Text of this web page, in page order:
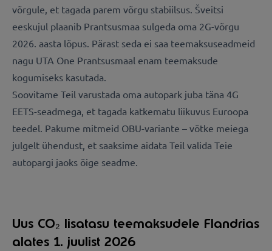
võrgule, et tagada parem võrgu stabiilsus. Šveitsi
eeskujul plaanib Prantsusmaa sulgeda oma 2G-võrgu
2026. aasta lõpus. Pärast seda ei saa teemaksuseadmeid
nagu UTA One Prantsusmaal enam teemaksude
kogumiseks kasutada.
Soovitame Teil varustada oma autopark juba täna 4G
EETS-seadmega, et tagada katkematu liikuvus Euroopa
teedel. Pakume mitmeid OBU-variante – võtke meiega
julgelt ühendust, et saaksime aidata Teil valida Teie
autopargi jaoks õige seadme.
Uus CO₂ lisatasu teemaksudele Flandrias
alates 1. juulist 2026